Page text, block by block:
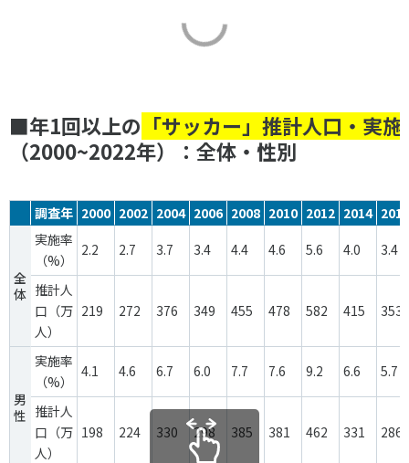
■年1回以上の 「サッカー」推計人口・実施
（2000~2022年）：全体・性別
調査年 2000 2002 2004 2006 2008 2010 2012 2014 2016
全
体
実施率
（%）
2.2 2.7 3.7 3.4 4.4 4.6 5.6 4.0 3.4
推計人
口（万
人）
219 272 376 349 455 478 582 415 353
男
性
実施率
（%）
4.1 4.6 6.7 6.0 7.7 7.6 9.2 6.6 5.7
推計人
口（万
人）
198 224 330 298 385 381 462 331 286